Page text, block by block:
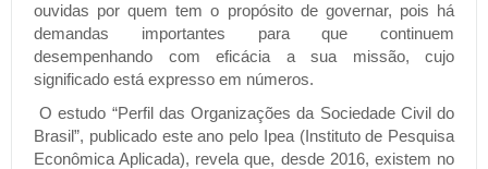
ouvidas por quem tem o propósito de governar, pois há
demandas importantes para que continuem
desempenhando com eficácia a sua missão, cujo
significado está expresso em números.
O estudo “Perfil das Organizações da Sociedade Civil do
Brasil”, publicado este ano pelo Ipea (Instituto de Pesquisa
Econômica Aplicada), revela que, desde 2016, existem no